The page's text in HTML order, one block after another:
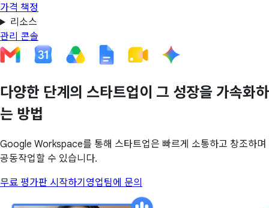
가격 책정
리소스
관리 콘솔
다양한 단계의 스타트업이 그 성장을 가속화하
는 방법
Google Workspace를 통해 스타트업은 빠르게 소통하고 창조하며
공동작업할 수 있습니다.
무료 평가판 시작하기 영업팀에 문의